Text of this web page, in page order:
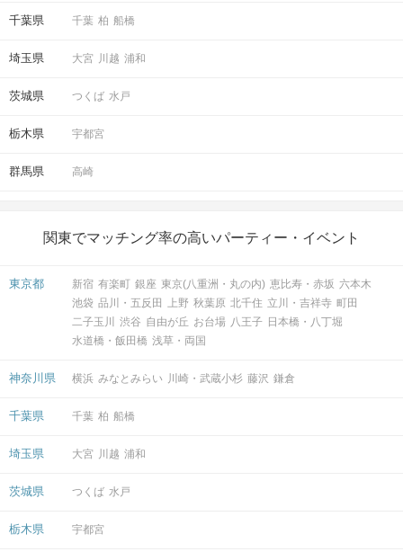
千葉県 千葉 柏 船橋
埼玉県 大宮 川越 浦和
茨城県 つくば 水戸
栃木県 宇都宮
群馬県 高崎
関東でマッチング率の高いパーティー・イベント
東京都 新宿 有楽町 銀座 東京(八重洲・丸の内) 恵比寿・赤坂 六本木
池袋 品川・五反田 上野 秋葉原 北千住 立川・吉祥寺 町田
二子玉川
渋谷 自由が丘 お台場 八王子 日本橋・八丁堀
水道橋・飯田橋 浅草・両国
神奈川県 横浜 みなとみらい 川崎・武蔵小杉 藤沢 鎌倉
千葉県 千葉 柏 船橋
埼玉県 大宮 川越 浦和
茨城県 つくば 水戸
栃木県 宇都宮